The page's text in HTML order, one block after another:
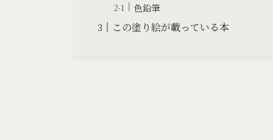
色鉛筆
この塗り絵が載っている本